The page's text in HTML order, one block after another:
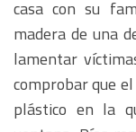
casa con su
madera de una
lamentar
comprobar que
plástico en la